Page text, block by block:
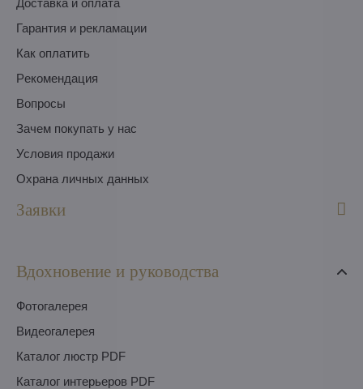
Гарантия и рекламации
Как оплатить
Pекомендация
Вопросы
Зачем покупать у нас
Условия продажи
Охрана личных данных
Заявки
Вдохновение и руководства
Фотогалерея
Видеогалерея
Каталог люстр PDF
Каталог интерьеров PDF